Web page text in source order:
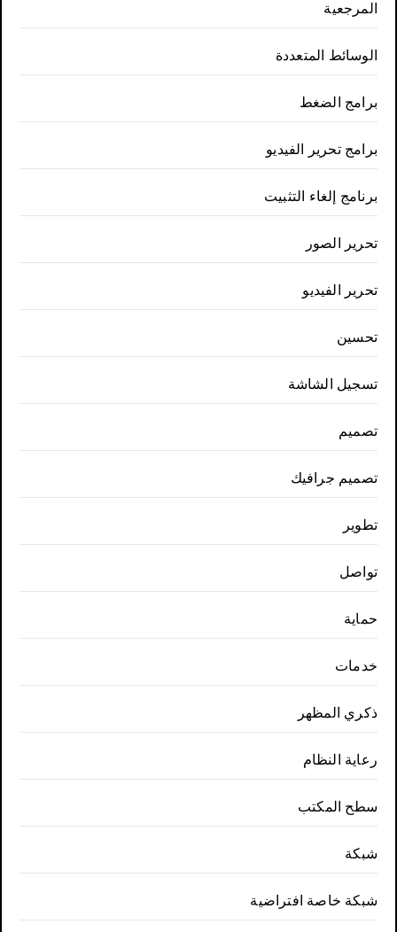
المرجعية
الوسائط المتعددة
برامج الضغط
برامج تحرير الفيديو
برنامج إلغاء التثبيت
تحرير الصور
تحرير الفيديو
تحسين
تسجيل الشاشة
تصميم
تصميم جرافيك
تطوير
تواصل
حماية
خدمات
ذكري المظهر
رعاية النظام
سطح المكتب
شبكة
شبكة خاصة افتراضية